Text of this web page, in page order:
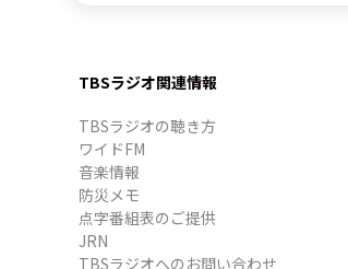
TBSラジオ関連情報
TBSラジオの聴き方
ワイドFM
音楽情報
防災メモ
点字番組表のご提供
JRN
TBSラジオへのお問い合わせ